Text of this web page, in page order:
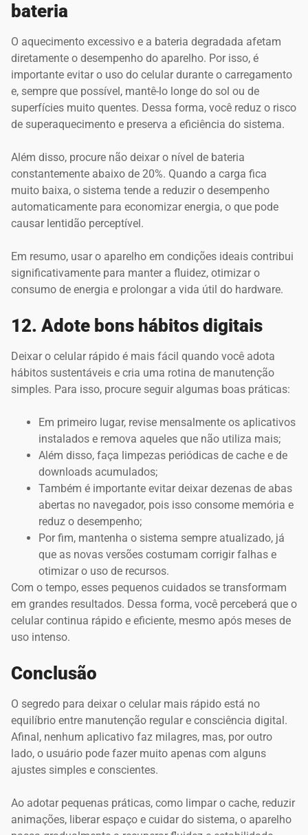
bateria
O aquecimento excessivo e a bateria degradada afetam
diretamente o desempenho do aparelho. Por isso, é
importante evitar o uso do celular durante o carregamento
e, sempre que possível, mantê-lo longe do sol ou de
superfícies muito quentes. Dessa forma, você reduz o risco
de superaquecimento e preserva a eficiência do sistema.
Além disso, procure não deixar o nível de bateria
constantemente abaixo de 20%. Quando a carga fica
muito baixa, o sistema tende a reduzir o desempenho
automaticamente para economizar energia, o que pode
causar lentidão perceptível.
Em resumo, usar o aparelho em condições ideais contribui
significativamente para manter a fluidez, otimizar o
consumo de energia e prolongar a vida útil do hardware.
12. Adote bons hábitos digitais
Deixar o celular rápido é mais fácil quando você adota
hábitos sustentáveis e cria uma rotina de manutenção
simples. Para isso, procure seguir algumas boas práticas:
Em primeiro lugar, revise mensalmente os aplicativos
instalados e remova aqueles que não utiliza mais;
Além disso, faça limpezas periódicas de cache e de
downloads acumulados;
Também é importante evitar deixar dezenas de abas
abertas no navegador, pois isso consome memória e
reduz o desempenho;
Por fim, mantenha o sistema sempre atualizado, já
que as novas versões costumam corrigir falhas e
otimizar o uso de recursos.
Com o tempo, esses pequenos cuidados se transformam
em grandes resultados. Dessa forma, você perceberá que o
celular continua rápido e eficiente, mesmo após meses de
uso intenso.
Conclusão
O segredo para deixar o celular mais rápido está no
equilíbrio entre manutenção regular e consciência digital.
Afinal, nenhum aplicativo faz milagres, mas, por outro
lado, o usuário pode fazer muito apenas com alguns
ajustes simples e conscientes.
Ao adotar pequenas práticas, como limpar o cache, reduzir
animações, liberar espaço e cuidar do sistema, o aparelho